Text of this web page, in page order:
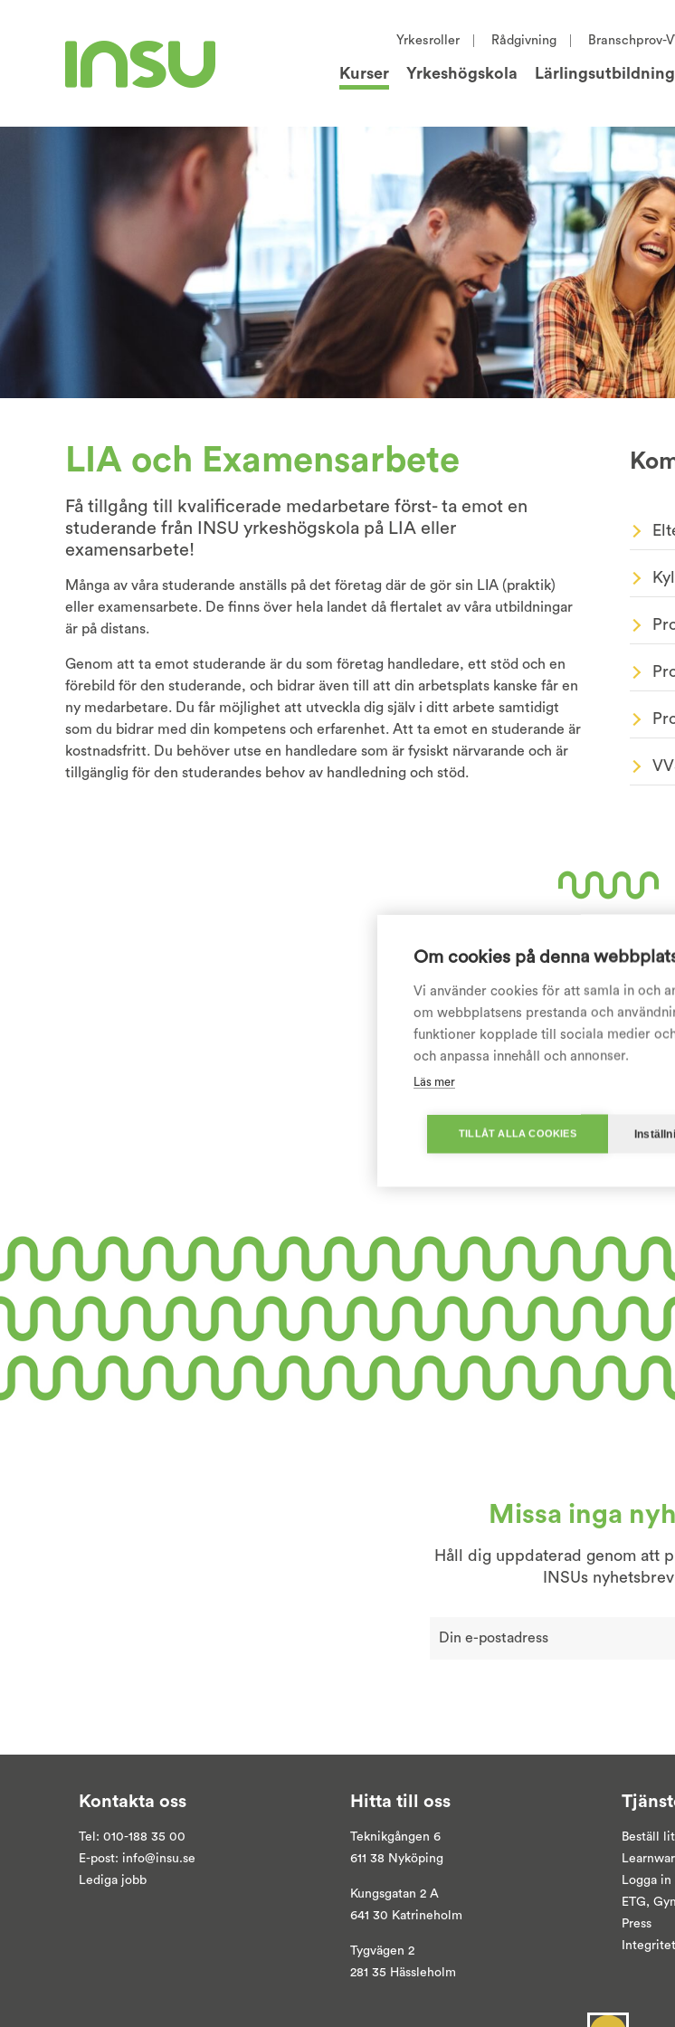
Yrkesroller Rådgivning Branschprov-
Kurser Yrkeshögskola Lärlingsutbildning
LIA och Examensarbete
Få tillgång till kvalificerade medarbetare först- ta emot en
studerande från INSU yrkeshögskola på LIA eller
examensarbete!
Många av våra studerande anställs på det företag där de gör sin LIA (praktik)
eller examensarbete. De finns över hela landet då flertalet av våra utbildningar
är på distans.
Genom att ta emot studerande är du som företag handledare, ett stöd och en
förebild för den studerande, och bidrar även till att din arbetsplats kanske får en
ny medarbetare. Du får möjlighet att utveckla dig själv i ditt arbete samtidigt
som du bidrar med din kompetens och erfarenhet. Att ta emot en studerande är
kostnadsfritt. Du behöver utse en handledare som är fysiskt närvarande och är
tillgänglig för den studerandes behov av handledning och stöd.
Vill du veta
Kontakta INSU
010-188 35 70
yh@insu.se
Missa inga
Håll dig uppdaterad genom att
INSUs nyhetsbrev
Kontakta oss
Tel: 010-188 35 00
E-post: info@insu.se
Lediga jobb
Hitta till oss
Teknikgången 6
611 38 Nyköping
Kungsgatan 2 A
641 30 Katrineholm
Tygvägen 2
281 35 Hässleholm
Beställ
Logga in
ETG,
Press
Om cookies på denna
Vi använder cookies för att samla in och
om webbplatsens prestanda och
funktioner kopplade till sociala medier
och anpassa innehåll och annonser.
Läs mer
TILLÅT ALLA COOKIES